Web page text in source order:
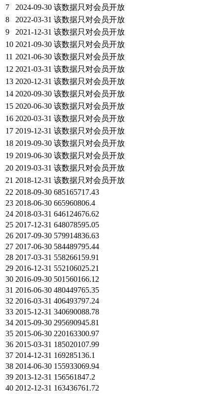
7
2024-09-30 该数据只对会员开放
8
2022-03-31 该数据只对会员开放
9
2021-12-31 该数据只对会员开放
10 2021-09-30 该数据只对会员开放
11 2021-06-30 该数据只对会员开放
12 2021-03-31 该数据只对会员开放
13 2020-12-31 该数据只对会员开放
14 2020-09-30 该数据只对会员开放
15 2020-06-30 该数据只对会员开放
16 2020-03-31 该数据只对会员开放
17 2019-12-31 该数据只对会员开放
18 2019-09-30 该数据只对会员开放
19 2019-06-30 该数据只对会员开放
20 2019-03-31 该数据只对会员开放
21 2018-12-31 该数据只对会员开放
22 2018-09-30 685165717.43
23 2018-06-30 665960806.4
24 2018-03-31 646124676.62
25 2017-12-31 648078595.05
26 2017-09-30 579914836.63
27 2017-06-30 584489795.44
28 2017-03-31 558266159.91
29 2016-12-31 552106025.21
30 2016-09-30 501560166.12
31 2016-06-30 480449765.35
32 2016-03-31 406493797.24
33 2015-12-31 340690088.78
34 2015-09-30 295690945.81
35 2015-06-30 220163300.97
36 2015-03-31 185020107.99
37 2014-12-31 169285136.1
38 2014-06-30 155933069.94
39 2013-12-31 156561847.2
40 2012-12-31 163436761.72